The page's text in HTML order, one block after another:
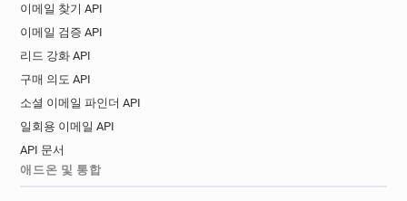
이메일 찾기 API
이메일 검증 API
리드 강화 API
구매 의도 API
소셜 이메일 파인더 API
일회용 이메일 API
API 문서
애드온 및 통합